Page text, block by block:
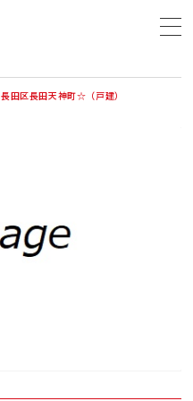
長田区長田天神町☆（戸建）